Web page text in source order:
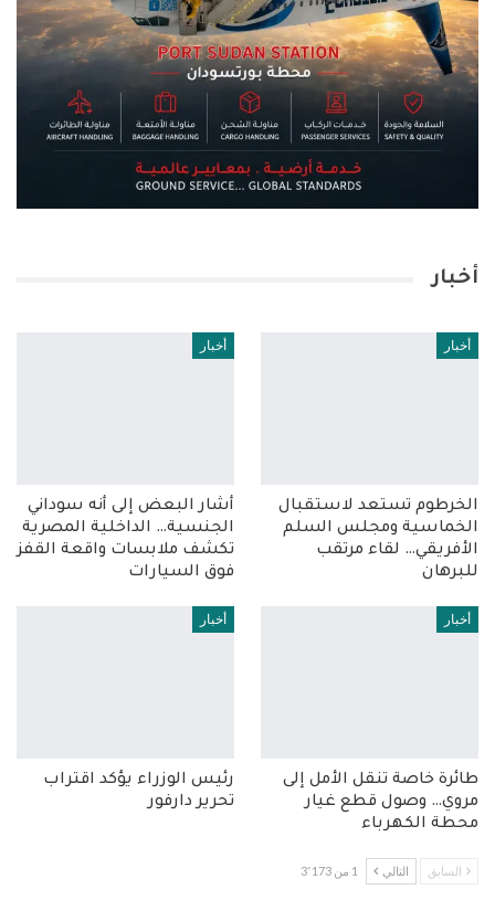
أخبار
أخبار
الخرطوم تستعد لاستقبال
الخماسية ومجلس السلم
الأفريقي… لقاء مرتقب
للبرهان
أخبار
أشار البعض إلى أنه سوداني
الجنسية… الداخلية المصرية
تكشف ملابسات واقعة القفز
فوق السيارات
أخبار
طائرة خاصة تنقل الأمل إلى
مروي… وصول قطع غيار
محطة الكهرباء
أخبار
رئيس الوزراء يؤكد اقتراب
تحرير دارفور
السابق التالي 1 من 3٬173